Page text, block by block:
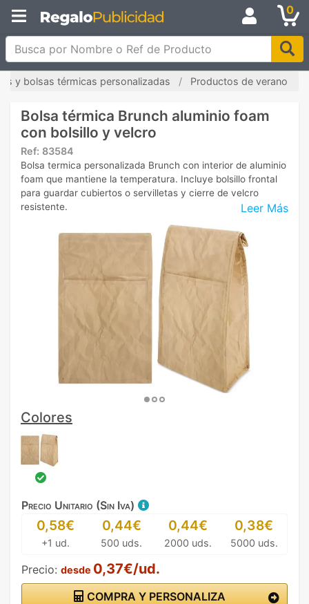
0
Busca por Nombre o Ref de Producto
y bolsas térmicas personalizadas Productos de verano
Bolsa térmica Brunch aluminio foam
con bolsillo y velcro
Ref: 83584
Leer Más
Bolsa termica personalizada Brunch con interior de aluminio
foam que mantiene la temperatura. Incluye bolsillo frontal
para guardar cubiertos o servilletas y cierre de velcro
resistente.
Colores
Precio Unitario (Sin Iva)
0,58€
+1 ud.
0,44€
500 uds.
0,44€
2000 uds.
0,38€
5000 uds.
Precio: desde 0,37€/ud.
COMPRA Y PERSONALIZA